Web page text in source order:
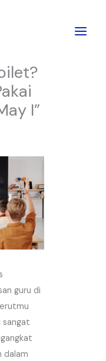
I”
guru di
sangat
dalam